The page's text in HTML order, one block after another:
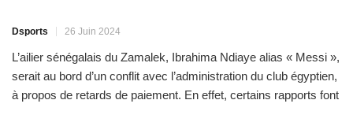
Dsports 26 Juin 2024
L’ailier sénégalais du Zamalek, Ibrahima Ndiaye alias « Messi »,
serait au bord d’un conflit avec l’administration du club égyptien,
à propos de retards de paiement. En effet, certains rapports font